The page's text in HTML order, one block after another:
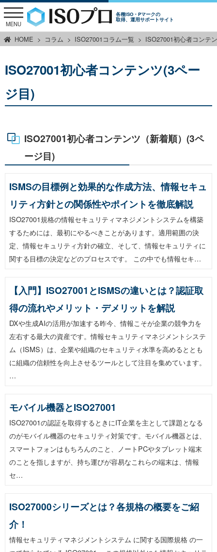
各種ISO・Pマークの
取得、運用サポートサイト
MENU
HOME コラム ISO27001コラム一覧 ISO27001初心者コンテ
ISO27001初心者コンテンツ(3ペー
ジ目)
ISO27001初心者コンテンツ（新着順）(3ペ
ージ目)
ISMSの目標例と効果的な作成方法、情報セキュ
リティ方針との関係性やポイントを徹底解説
ISO27001規格の情報セキュリティマネジメントシステムを構築
するためには、最初にやるべきことがあります。適用範囲の決
定、情報セキュリティ方針の確立、そして、情報セキュリティに
関する目標の決定などのプロセスです。 この中でも情報セキ…
【入門】ISO27001とISMSの違いとは？認証取
得の流れやメリット・デメリットを解説
DXや生成AIの活用が加速する昨今、情報こそが企業の競争力を
左右する最大の資産です。情報セキュリティマネジメントシステ
ム（ISMS）は、企業や組織のセキュリティ水準を高めるととも
に組織の信頼性を向上させるツールとして注目を集めています。
…
モバイル機器とISO27001
ISO27001の認証を取得するときにIT企業を主として課題となる
のがモバイル機器のセキュリティ対策です。モバイル機器とは、
スマートフォンはもちろんのこと、ノートPCやタブレット端末
のことを指しますが、持ち運びが容易なこれらの端末は、情報
セ…
ISO27000シリーズとは？各規格の概要をご紹
介！
情報セキュリティマネジメントシステム に関する国際規格 の一